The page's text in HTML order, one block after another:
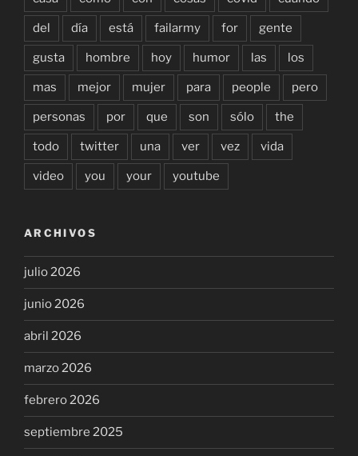
del día está failarmy for gente
gusta hombre hoy humor las los
mas mejor mujer para people pero
personas por que son sólo the
todo twitter una ver vez vida
video you your youtube
ARCHIVOS
julio 2026
junio 2026
abril 2026
marzo 2026
febrero 2026
septiembre 2025